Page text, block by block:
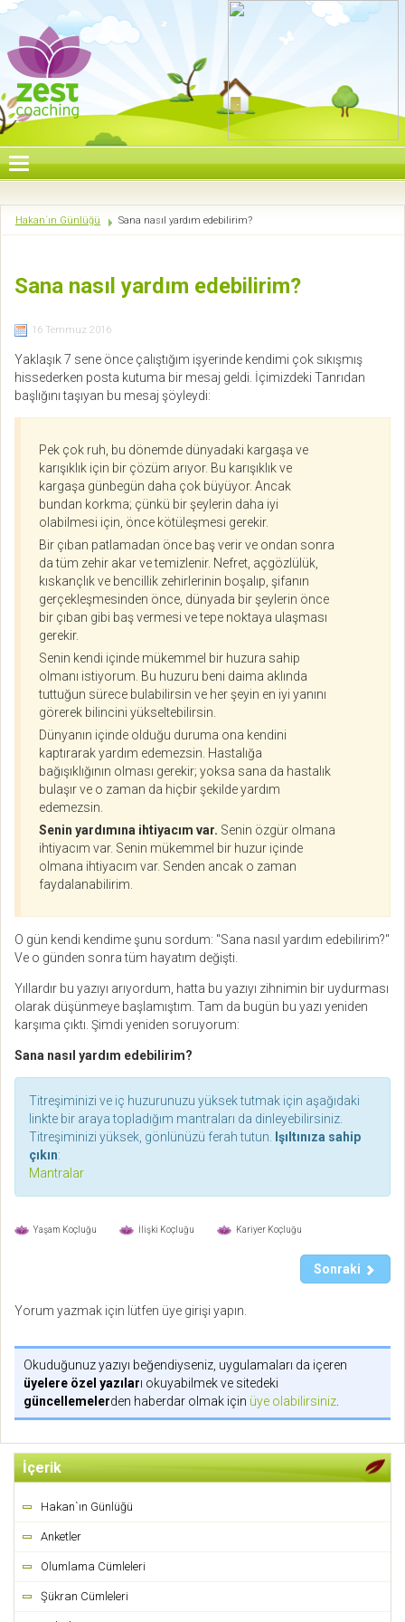
Hakan`ın Günlüğü Sana nasıl yardım edebilirim?
Sana nasıl yardım edebilirim?
16 Temmuz 2016
Yaklaşık 7 sene önce çalıştığım işyerinde kendimi çok sıkışmış
hissederken posta kutuma bir mesaj geldi. İçimizdeki Tanrıdan
başlığını taşıyan bu mesaj şöyleydi:
Pek çok ruh, bu dönemde dünyadaki kargaşa ve
karışıklık için bir çözüm arıyor. Bu karışıklık ve
kargaşa günbegün daha çok büyüyor. Ancak
bundan korkma; çünkü bir şeylerin daha iyi
olabilmesi için, önce kötüleşmesi gerekir.
Bir çıban patlamadan önce baş verir ve ondan sonra
da tüm zehir akar ve temizlenir. Nefret, açgözlülük,
kıskançlık ve bencillik zehirlerinin boşalıp, şifanın
gerçekleşmesinden önce, dünyada bir şeylerin önce
bir çıban gibi baş vermesi ve tepe noktaya ulaşması
gerekir.
Senin kendi içinde mükemmel bir huzura sahip
olmanı istiyorum. Bu huzuru beni daima aklında
tuttuğun sürece bulabilirsin ve her şeyin en iyi yanını
görerek bilincini yükseltebilirsin.
Dünyanın içinde olduğu duruma ona kendini
kaptırarak yardım edemezsin. Hastalığa
bağışıklığının olması gerekir; yoksa sana da hastalık
bulaşır ve o zaman da hiçbir şekilde yardım
edemezsin.
Senin yardımına ihtiyacım var. Senin özgür olmana
ihtiyacım var. Senin mükemmel bir huzur içinde
olmana ihtiyacım var. Senden ancak o zaman
faydalanabilirim.
O gün kendi kendime şunu sordum: "Sana nasıl yardım edebilirim?"
Ve o günden sonra tüm hayatım değişti.
Yıllardır bu yazıyı arıyordum, hatta bu yazıyı zihnimin bir uydurması
olarak düşünmeye başlamıştım. Tam da bugün bu yazı yeniden
karşıma çıktı. Şimdi yeniden soruyorum:
Sana nasıl yardım edebilirim?
Titreşiminizi ve iç huzurunuzu yüksek tutmak için aşağıdaki
linkte bir araya topladığım mantraları da dinleyebilirsiniz.
Titreşiminizi yüksek, gönlünüzü ferah tutun.
Işıltınıza sahip
çıkın:
Mantralar
Yaşam Koçluğu İlişki Koçluğu Kariyer Koçluğu
Sonraki
Yorum yazmak için lütfen üye girişi yapın.
Okuduğunuz yazıyı beğendiyseniz, uygulamaları da içeren
üyelere özel yazıları okuyabilmek ve sitedeki
güncellemelerden haberdar olmak için üye olabilirsiniz
İçerik
Hakan`ın Günlüğü
Anketler
Olumlama Cümleleri
Şükran Cümleleri